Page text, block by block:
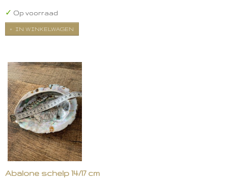
✓ Op voorraad
IN WINKELWAGEN
Abalone schelp 14/17 cm